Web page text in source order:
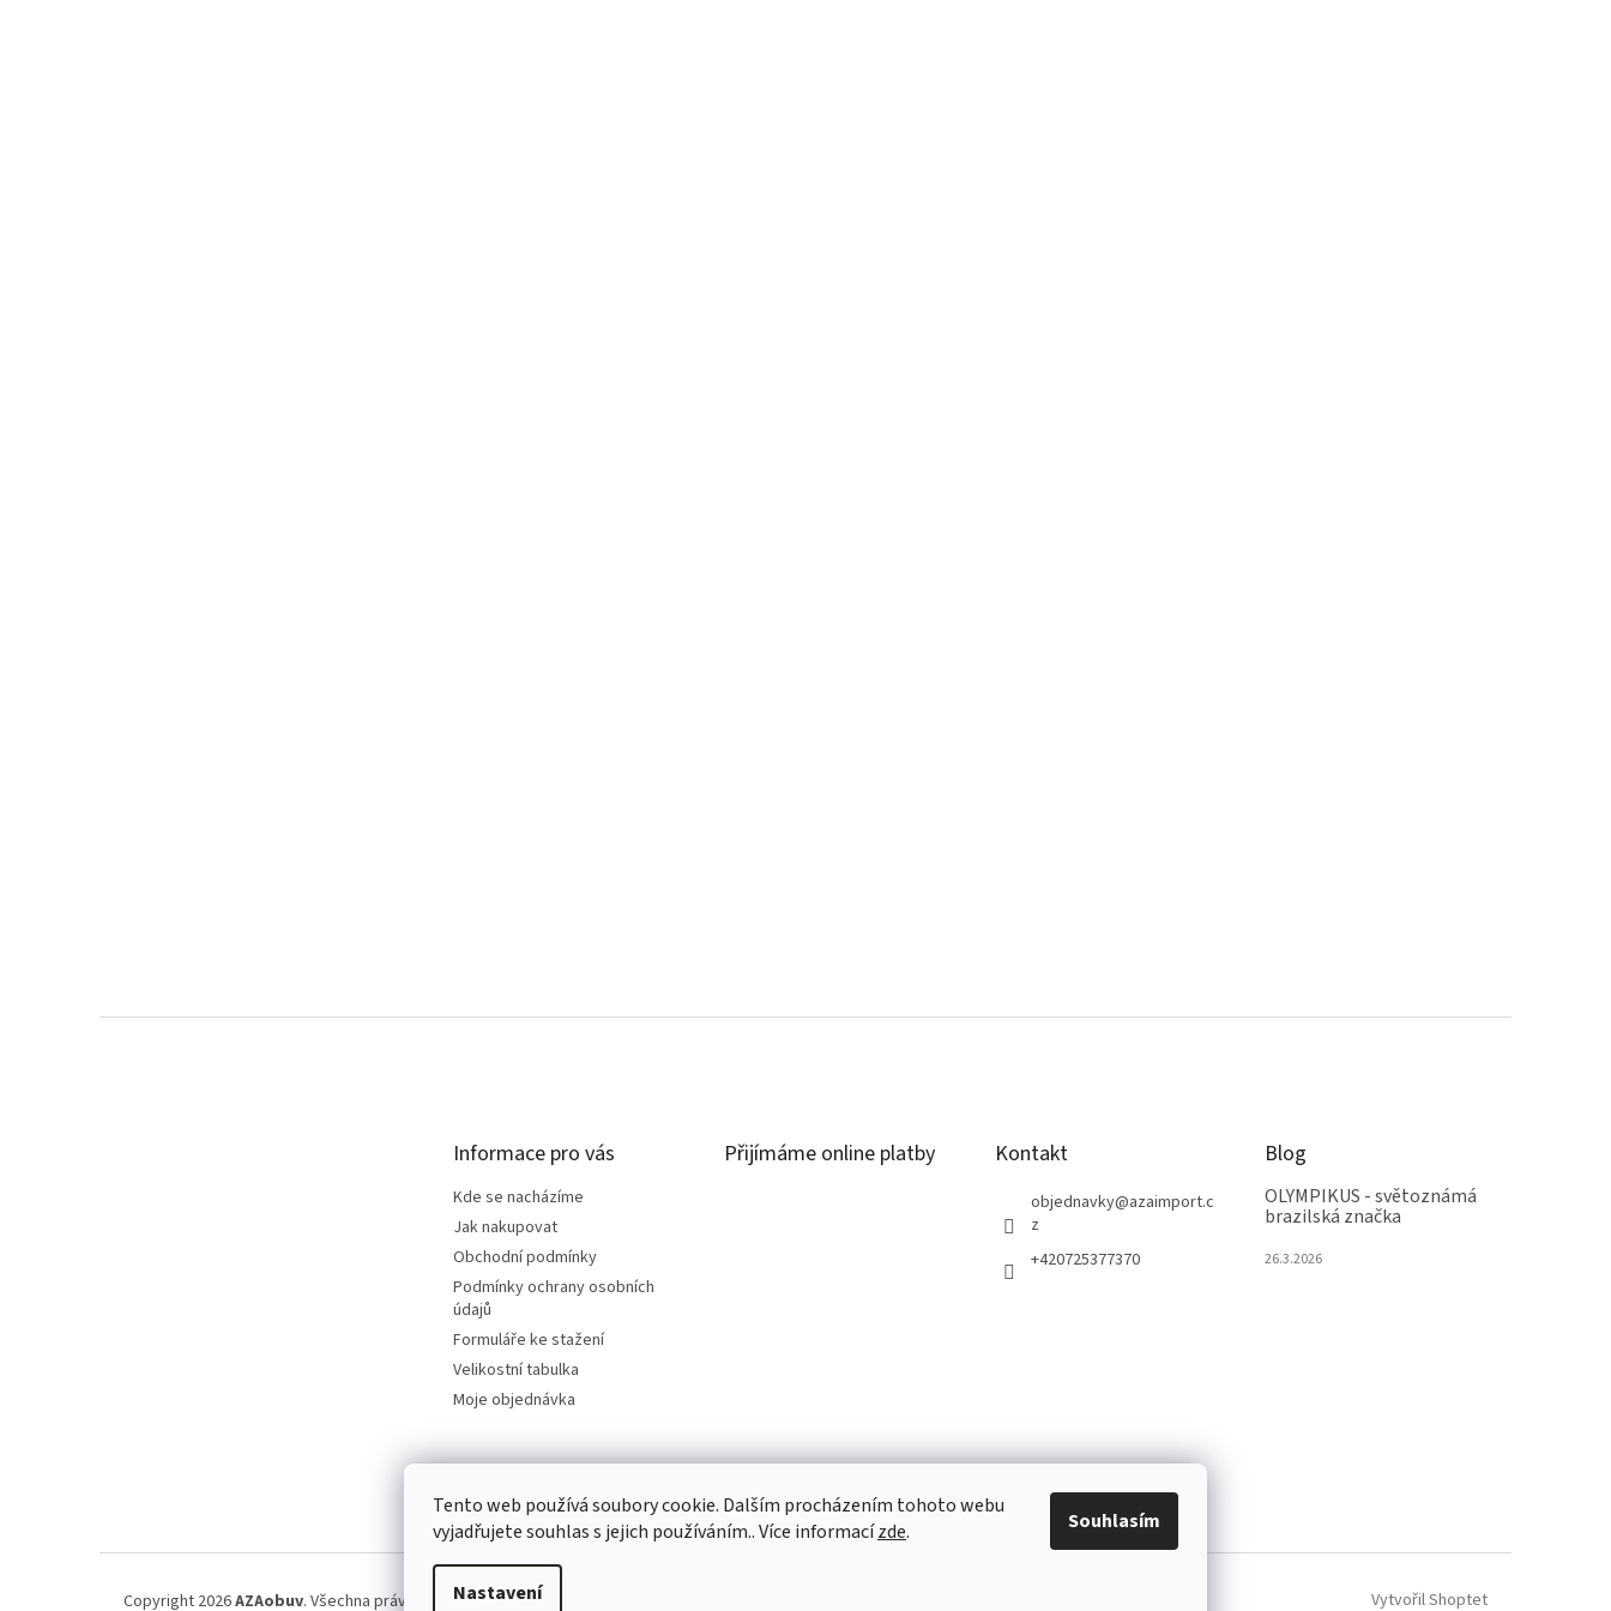
Tento web používá soubory cookie. Dalším procházením tohoto webu
vyjadřujete souhlas s jejich používáním.. Více informacízde.
Nastavení
Souhlasím
Informace pro vás
Kde se nacházíme
Jak nakupovat
Obchodní podmínky
Podmínky ochrany osobních
údajů
Formuláře ke stažení
Velikostní tabulka
Moje objednávka
Přijímáme online platby Kontakt
objednavky@azaimport.c
z
+420725377370
Blog
OLYMPIKUS - světoznámá
brazilská značka
26.3.2026
Vytvořil Shoptet
Copyright 2026AZAobuv. Všechna práva vyhrazena.